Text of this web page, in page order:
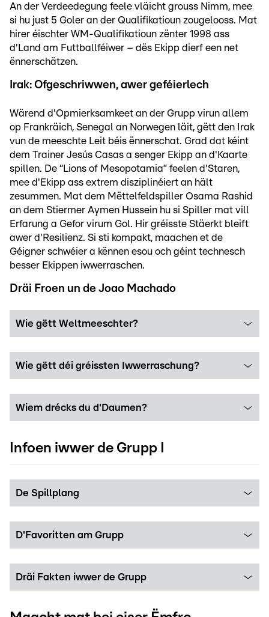
An der Verdeedegung feele vläicht grouss Nimm, mee
si hu just 5 Goler an der Qualifikatioun zougelooss. Mat
hirer éischter WM-Qualifikatioun zënter 1998 ass
d'Land am Futtballféiwer – dës Ekipp dierf een net
ënnerschätzen.
Irak: Ofgeschriwwen, awer geféierlech
Wärend d'Opmierksamkeet an der Grupp virun allem
op Frankräich, Senegal an Norwegen läit, gëtt den Irak
vun de meeschte Leit béis ënnerschat. Grad dat kéint
dem Trainer Jesús Casas a senger Ekipp an d'Kaarte
spillen. De “Lions of Mesopotamia” feelen d'Staren,
mee d'Ekipp ass extrem disziplinéiert an hält
zesummen. Mat dem Mëttelfeldspiller Osama Rashid
an dem Stiermer Aymen Hussein hu si Spiller mat vill
Erfarung a Gefor virum Gol. Hir gréisste Stäerkt bleift
awer d'Resilienz. Si sti kompakt, maachen et de
Géigner schwéier a kënnen esou och géint technesch
besser Ekippen iwwerraschen.
Dräi Froen un de Joao Machado
Wie gëtt Weltmeeschter?
Wie gëtt déi gréissten Iwwerraschung?
Wiem drécks du d'Daumen?
Infoen iwwer de Grupp I
De Spillplang
D'Favoritten am Grupp
Dräi Fakten iwwer de Grupp